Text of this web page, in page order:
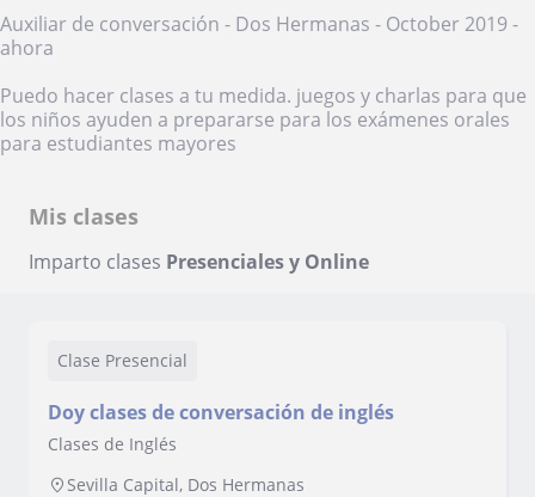
Auxiliar de conversación - Dos Hermanas - October 2019 -
ahora
Puedo hacer clases a tu medida. juegos y charlas para que
los niños ayuden a prepararse para los exámenes orales
para estudiantes mayores
Mis clases
Imparto clases Presenciales y Online
Clase Presencial
Doy clases de conversación de inglés
Clases de Inglés
Sevilla Capital, Dos Hermanas